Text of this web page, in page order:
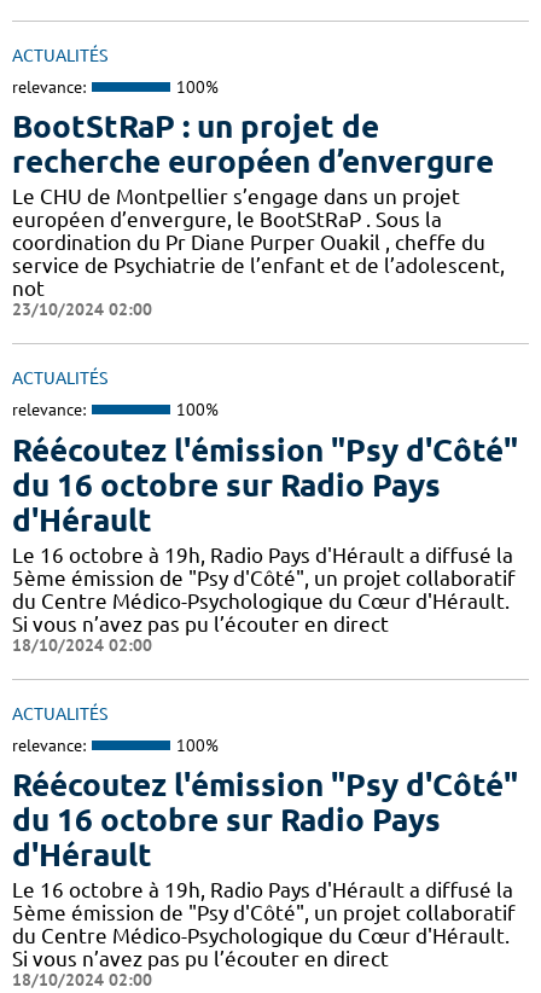
ACTUALITÉS
relevance: 100%
BootStRaP : un projet de
recherche européen d’envergure
Le CHU de Montpellier s’engage dans un projet
européen d’envergure, le BootStRaP . Sous la
coordination du Pr Diane Purper Ouakil , cheffe du
service de Psychiatrie de l’enfant et de l’adolescent,
not
23/10/2024 02:00
ACTUALITÉS
relevance: 100%
Réécoutez l'émission "Psy d'Côté"
du 16 octobre sur Radio Pays
d'Hérault
Le 16 octobre à 19h, Radio Pays d'Hérault a diffusé la
5ème émission de "Psy d'Côté", un projet collaboratif
du Centre Médico-Psychologique du Cœur d'Hérault.
Si vous n’avez pas pu l’écouter en direct
18/10/2024 02:00
ACTUALITÉS
relevance: 100%
Réécoutez l'émission "Psy d'Côté"
du 16 octobre sur Radio Pays
d'Hérault
Le 16 octobre à 19h, Radio Pays d'Hérault a diffusé la
5ème émission de "Psy d'Côté", un projet collaboratif
du Centre Médico-Psychologique du Cœur d'Hérault.
Si vous n’avez pas pu l’écouter en direct
18/10/2024 02:00